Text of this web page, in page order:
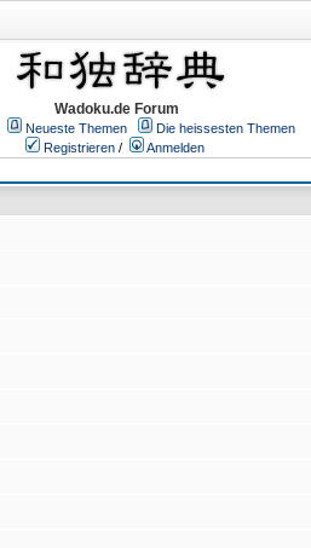
Wadoku.de Forum
Neueste Themen
Die heissesten Themen
Registrieren /
Anmelden